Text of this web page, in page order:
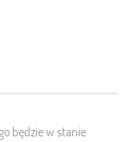
będzie w stanie